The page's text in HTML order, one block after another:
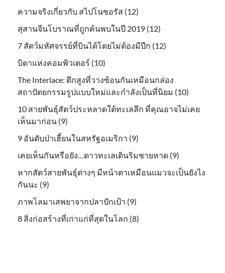
ความจริงเกี่ยวกับ สไปโนซอรัส (12)
สุสานจีนโบราณที่ถูกค้นพบในปี 2019 (12)
7 สัตว์มหัศจรรย์ที่บินได้โดยไม่ต้องมีปีก (12)
บิดาแห่งคอมพิวเตอร์ (10)
The Interlace: ตึกสูงที่วางซ้อนกันเหมือนกล่อง
สถาปัตยกรรมรูปแบบใหม่และกำลังเป็นที่นิยม (10)
10 สายพันธุ์สัตว์ประหลาดใต้ทะเลลึก ที่คุณอาจไม่เคย
เห็นมาก่อน (9)
9 อันดับป่าเฮี้ยนในสหรัฐอเมริกา (9)
เคยเห็นกันหรือยัง…ดาวทะเลเดินริมชายหาด (9)
หากสัตว์สายพันธุ์ต่างๆ มีหน้าตาเหมือนแมวจะเป็นยังไง
กันนะ (9)
ภาพโลมาเสพยาจากปลาปักเป้า (9)
8 สิ่งก่อสร้างที่เก่าแก่ที่สุดในโลก (8)